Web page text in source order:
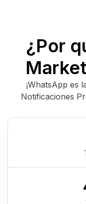
¿Por
¡WhatsApp es
Notificaciones